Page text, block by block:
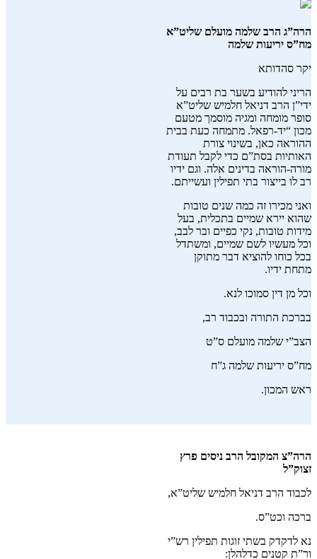
הרה”ג הרב שלמה מועלם שליט”א
מח”ס יריעות שלמה
יקר סהדותא
הריני להודיע בשער בת רבים על
ידי”ן הרב דניאל חלמיש שליט”א
סופר מומחה ומגיה מוסמך מטעם
מכון “יד-רפאל. מתמחה כעת בבית
ההוראה כאן, בשינוי צורת
האותיות בסת”ם כדי לקבל תעודת
מורה-הוראה בדינים אלה. וגם ידיו
רב לו בייצור בתי תפילין ועשייתם.
ואני מכירו זה כמה שנים טובות
שהוא יירא שמיים בתכלית, בעל
מידות טובות, נקי כפיים ובר לבב,
וכל מעשיו לשם שמיים, ומשתדל
בכל כוחו להוציא דבר מתוקן
מתחת ידיו.
וכל מן דין סמוכו לנא.
בברכת התורה ובכבוד רב,
הצב”י שלמה מועלם ס”ט
מח”ס יריעות שלמה ג”ח
ראש המכון.
הרה”צ המקובל הרב ניסים פרץ
זצוק”ל
לכבוד הרב דניאל חלמיש שליט”א,
ברכה וכט”ס.
נא לדקדק בשתי זוגות תפילין רש”י
ור”ת קטנים כדלהלן: